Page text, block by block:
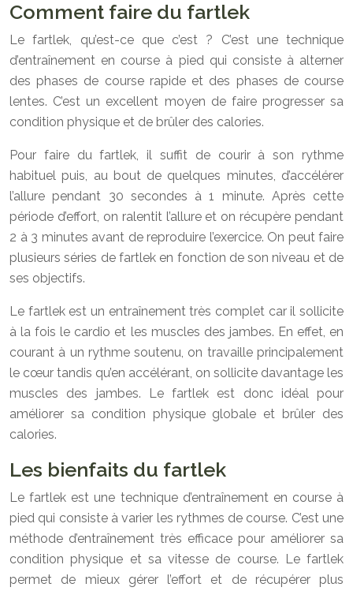
Comment faire du fartlek
Le fartlek, qu’est-ce que c’est ? C’est une technique
d’entraînement en course à pied qui consiste à alterner
des phases de course rapide et des phases de course
lentes. C’est un excellent moyen de faire progresser sa
condition physique et de brûler des calories.
Pour faire du fartlek, il suffit de courir à son rythme
habituel puis, au bout de quelques minutes, d’accélérer
l’allure pendant 30 secondes à 1 minute. Après cette
période d’effort, on ralentit l’allure et on récupère pendant
2 à 3 minutes avant de reproduire l’exercice. On peut faire
plusieurs séries de fartlek en fonction de son niveau et de
ses objectifs.
Le fartlek est un entraînement très complet car il sollicite
à la fois le cardio et les muscles des jambes. En effet, en
courant à un rythme soutenu, on travaille principalement
le cœur tandis qu’en accélérant, on sollicite davantage les
muscles des jambes. Le fartlek est donc idéal pour
améliorer sa condition physique globale et brûler des
calories.
Les bienfaits du fartlek
Le fartlek est une technique d’entraînement en course à
pied qui consiste à varier les rythmes de course. C’est une
méthode d’entraînement très efficace pour améliorer sa
condition physique et sa vitesse de course. Le fartlek
permet de mieux gérer l’effort et de récupérer plus